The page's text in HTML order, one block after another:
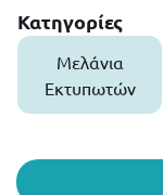
Κατηγορίες
Μελάνια
Εκτυπωτών